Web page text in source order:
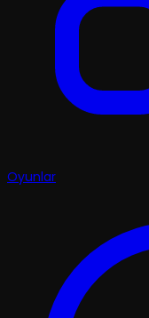
Oyunlar